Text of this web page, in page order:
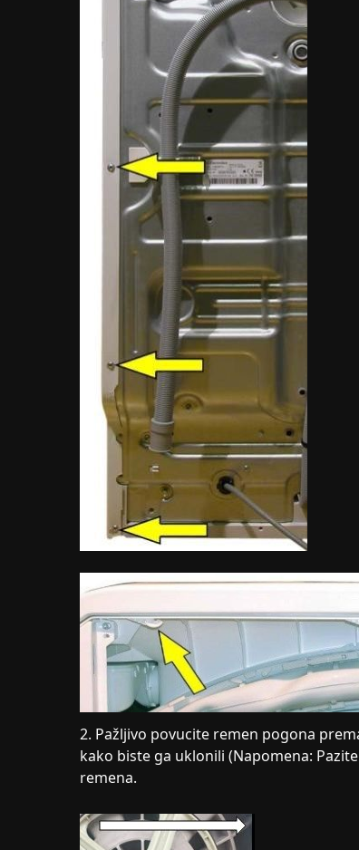
2. Pažljivo povucite remen pogona
kako biste ga uklonili (Napomena:
remena.